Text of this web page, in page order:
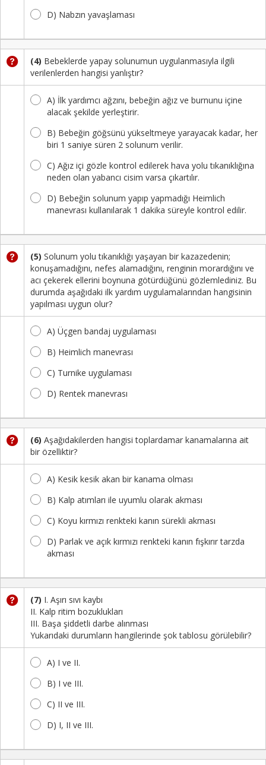
D) Nabzın yavaşlaması
(4) Bebeklerde yapay solunumun uygulanmasıyla ilgili
verilenlerden hangisi yanlıştır?
A) İlk yardımcı ağzını, bebeğin ağız ve burnunu içine
alacak şekilde yerleştirir.
B) Bebeğin göğsünü yükseltmeye yarayacak kadar, her
biri 1 saniye süren 2 solunum verilir.
C) Ağız içi gözle kontrol edilerek hava yolu tıkanıklığına
neden olan yabancı cisim varsa çıkartılır.
D) Bebeğin solunum yapıp yapmadığı Heimlich
manevrası kullanılarak 1 dakika süreyle kontrol edilir.
(5) Solunum yolu tıkanıklığı yaşayan bir kazazedenin;
konuşamadığını, nefes alamadığını, renginin morardığını ve
acı çekerek ellerini boynuna götürdüğünü gözlemlediniz. Bu
durumda aşağıdaki ilk yardım uygulamalarından hangisinin
yapılması uygun olur?
A) Üçgen bandaj uygulaması
B) Heimlich manevrası
C) Turnike uygulaması
D) Rentek manevrası
(6) Aşağıdakilerden hangisi toplardamar kanamalarına ait
bir özelliktir?
A) Kesik kesik akan bir kanama olması
B) Kalp atımları ile uyumlu olarak akması
C) Koyu kırmızı renkteki kanın sürekli akması
D) Parlak ve açık kırmızı renkteki kanın fışkırır tarzda
akması
(7) I. Aşırı sıvı kaybı
II. Kalp ritim bozuklukları
III. Başa şiddetli darbe alınması
Yukarıdaki durumların hangilerinde şok tablosu görülebilir?
A) I ve II.
B) I ve III.
C) II ve III.
D) I, II ve III.